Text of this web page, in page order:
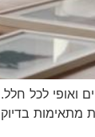
לכל חלל.